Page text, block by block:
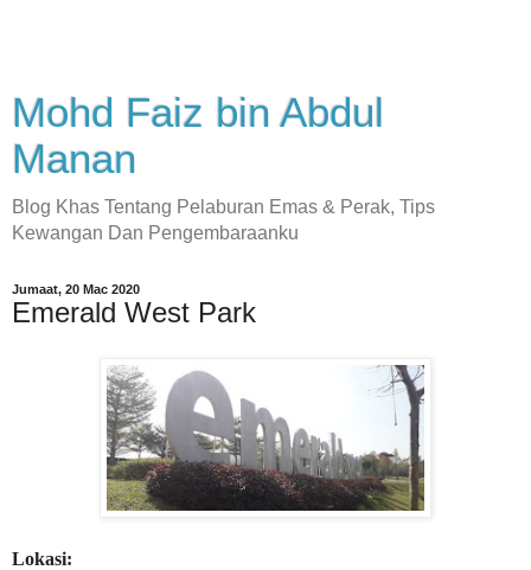
Mohd Faiz bin Abdul
Manan
Blog Khas Tentang Pelaburan Emas & Perak, Tips
Kewangan Dan Pengembaraanku
Jumaat, 20 Mac 2020
Emerald West Park
Lokasi: